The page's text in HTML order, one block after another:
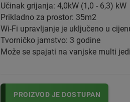
Učinak grijanja: 4,0kW (1,0 - 6,3) kW
Prikladno za prostor: 35m2
Wi-Fi upravljanje je uključeno u
Tvorničko jamstvo: 3 godine
Može se spajati na vanjske multi
PROIZVOD JE DOSTUPAN